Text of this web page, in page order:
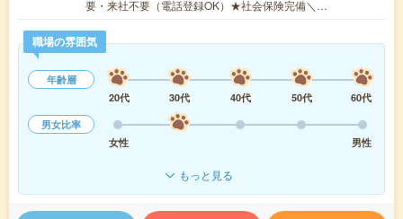
要・来社不要（電話登録OK）★社会保険完備＼…
職場の雰囲気
年齢層
20代
30代 40代 50代
60代
男女比率
女性
男性
もっと見る